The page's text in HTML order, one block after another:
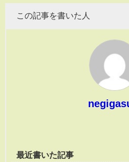
この記事を書いた人
最近書いた記事